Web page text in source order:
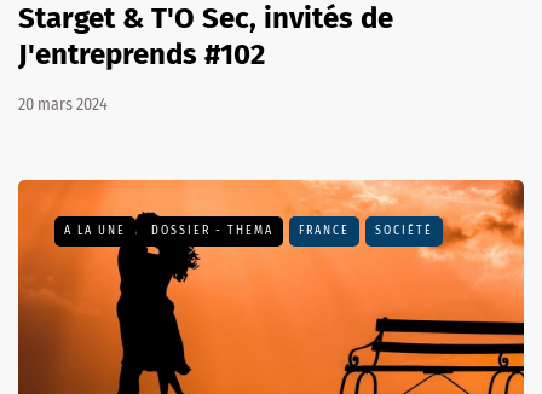
Starget & T'O Sec, invités de
J'entreprends #102
20 mars 2024
A LA UNE DOSSIER - THEMA FRANCE SOCIÉTÉ